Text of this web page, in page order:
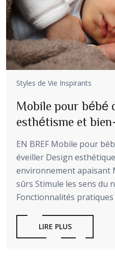
Styles de Vie Inspirants
Mobile pour bébé
esthétisme et
EN BREF Mobile pour
éveiller Design
environnement apaisant
sûrs Stimule les sens du
Fonctionnalités pratiques
LIRE PLUS